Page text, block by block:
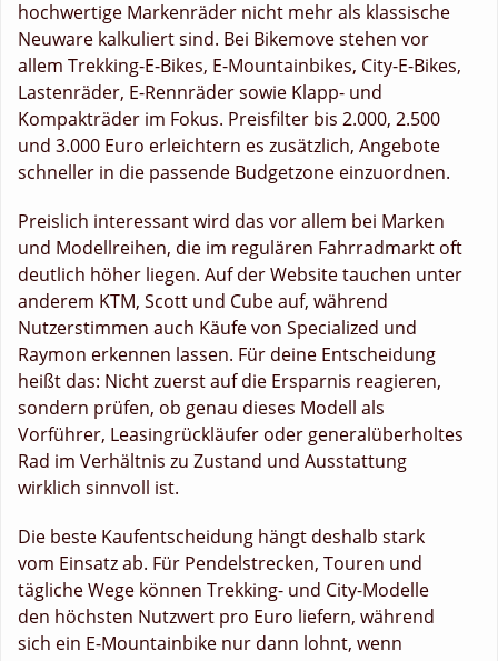
hochwertige Markenräder nicht mehr als klassische
Neuware kalkuliert sind. Bei Bikemove stehen vor
allem Trekking-E-Bikes, E-Mountainbikes, City-E-Bikes,
Lastenräder, E-Rennräder sowie Klapp- und
Kompakträder im Fokus. Preisfilter bis 2.000, 2.500
und 3.000 Euro erleichtern es zusätzlich, Angebote
schneller in die passende Budgetzone einzuordnen.
Preislich interessant wird das vor allem bei Marken
und Modellreihen, die im regulären Fahrradmarkt oft
deutlich höher liegen. Auf der Website tauchen unter
anderem KTM, Scott und Cube auf, während
Nutzerstimmen auch Käufe von Specialized und
Raymon erkennen lassen. Für deine Entscheidung
heißt das: Nicht zuerst auf die Ersparnis reagieren,
sondern prüfen, ob genau dieses Modell als
Vorführer, Leasingrückläufer oder generalüberholtes
Rad im Verhältnis zu Zustand und Ausstattung
wirklich sinnvoll ist.
Die beste Kaufentscheidung hängt deshalb stark
vom Einsatz ab. Für Pendelstrecken, Touren und
tägliche Wege können Trekking- und City-Modelle
den höchsten Nutzwert pro Euro liefern, während
sich ein E-Mountainbike nur dann lohnt, wenn